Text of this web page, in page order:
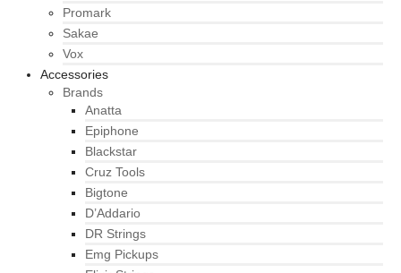
Promark
Sakae
Vox
Accessories
Brands
Anatta
Epiphone
Blackstar
Cruz Tools
Bigtone
D’Addario
DR Strings
Emg Pickups